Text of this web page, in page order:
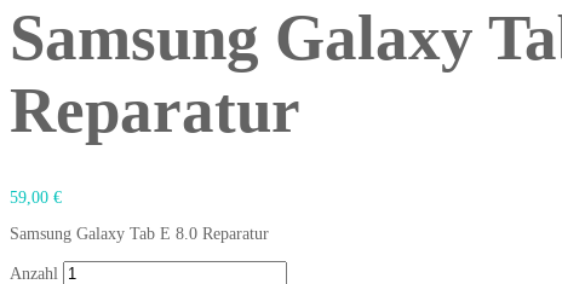
Samsung Galaxy
Reparatur
59,00 €
Samsung Galaxy Tab E 8.0 Reparatur
Anzahl